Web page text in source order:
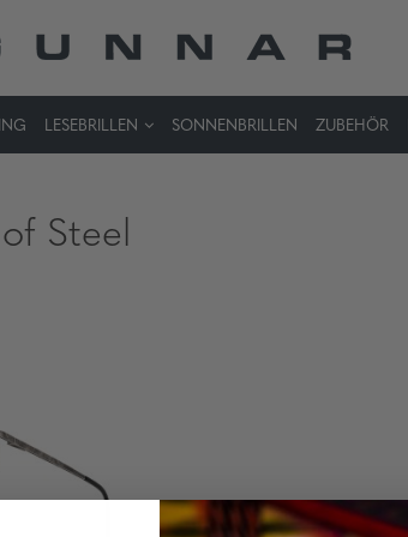
LESEBRILLEN SONNENBRILLEN ZUBEHÖR
Steel